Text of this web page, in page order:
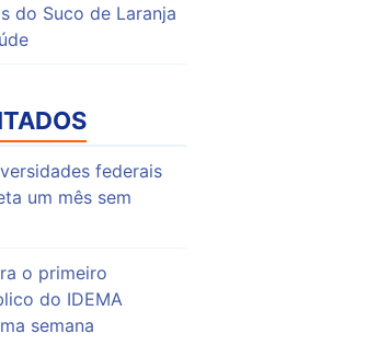
do Suco de Laranja
federais
um mês sem
o primeiro
do IDEMA
semana